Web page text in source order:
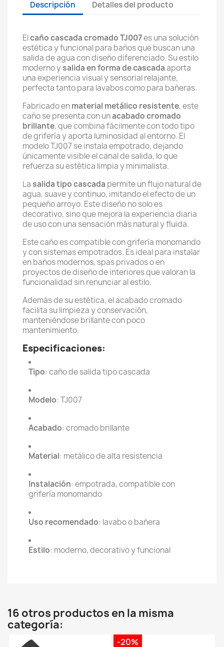
Descripción Detalles del producto
Elcaño cascada cromado TJ007es una solución
estética y funcional para baños que buscan una
salida de agua con diseño diferenciado. Su estilo
moderno ysalida en forma de cascadaaporta
una experiencia visual y sensorial relajante,
perfecta tanto para lavabos como para bañeras.
Fabricado enmaterial metálico resistente, este
caño se presenta con unacabado cromado
brillante, que combina fácilmente con todo tipo
de grifería y aporta luminosidad al entorno. El
modelo TJ007 se instala empotrado, dejando
únicamente visible el canal de salida, lo que
refuerza su estética limpia y minimalista.
Lasalida tipo cascada permite un flujo natural de
agua, suave y continuo, imitando el efecto de un
pequeño arroyo. Este diseño no solo es
decorativo, sino que mejora la experiencia diaria
de uso con una sensación más natural y fluida.
Este caño es compatible con grifería monomando
y con sistemas empotrados. Es ideal para instalar
en baños modernos, spas privados o en
proyectos de diseño de interiores que valoran la
funcionalidad sin renunciar al estilo.
Además de su estética, el acabado cromado
facilita su limpieza y conservación,
manteniéndose brillante con poco
mantenimiento.
Especificaciones:
Tipo: caño de salida tipo cascada
Modelo: TJ007
Acabado: cromado brillante
Material: metálico de alta resistencia
Instalación: empotrada, compatible con
grifería monomando
Uso recomendado: lavabo o bañera
Estilo: moderno, decorativo y funcional
16 otros productos en la misma
categoría:
-20%